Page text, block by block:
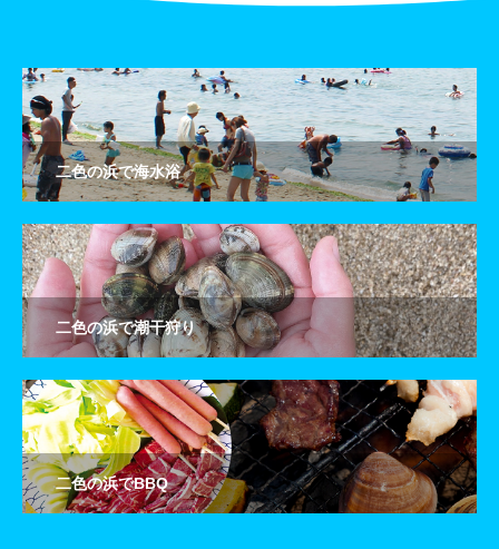
二色の浜で海水浴
二色の浜で潮干狩り
二色の浜でBBQ